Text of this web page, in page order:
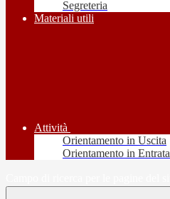
Segreteria
Materiali utili
Attività
Orientamento in Uscita
Orientamento in Entrata